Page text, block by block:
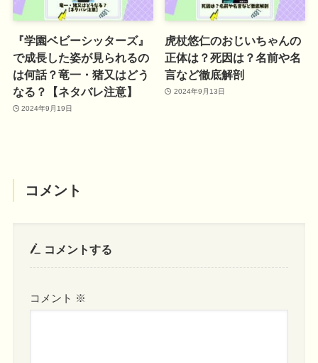
『学園ベビーシッターズ』
で成長した姿が見られるの
は何話？竜一・猪又はどう
なる？【ネタバレ注意】
2024年9月19日
虎杖悠仁のおじいちゃんの
正体は？死因は？名前や名
言など徹底解剖
2024年9月13日
コメント
コメントする
コメント ※